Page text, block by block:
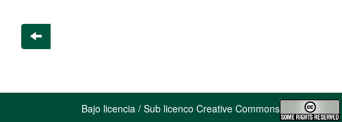
Bajo licencia / Sub licenco Creative Commons